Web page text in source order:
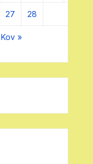
27 28
Kov »